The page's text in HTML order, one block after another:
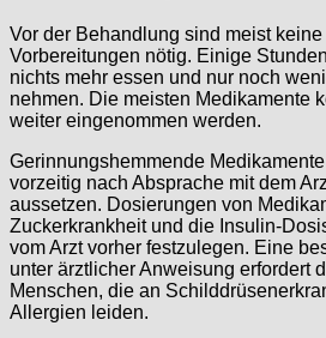
Vor der Behandlung sind meist
Vorbereitungen nötig. Einige
nichts mehr essen und nur noch
nehmen. Die meisten Medikamente
weiter eingenommen werden.
Gerinnungshemmende
vorzeitig nach Absprache mit dem
aussetzen. Dosierungen von
Zuckerkrankheit und die Insulin-
vom Arzt vorher festzulegen. Eine
unter ärztlicher Anweisung erfordert
Menschen, die an
Allergien leiden.